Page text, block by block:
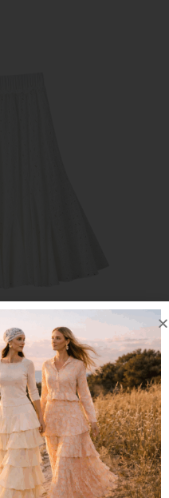
חצאית מניפה תחרה לבן
₪299
₪119